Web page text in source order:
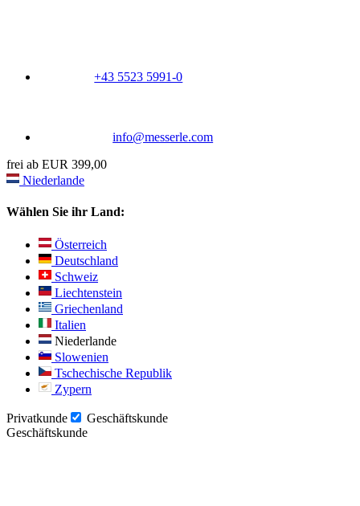
+43 5523 5991-0
info@messerle.com
frei ab EUR 399,00
Niederlande
Wählen Sie ihr Land:
Österreich
Deutschland
Schweiz
Liechtenstein
Griechenland
Italien
Niederlande
Slowenien
Tschechische Republik
Zypern
Privatkunde
Geschäftskunde
Geschäftskunde